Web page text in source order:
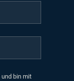
bin mit